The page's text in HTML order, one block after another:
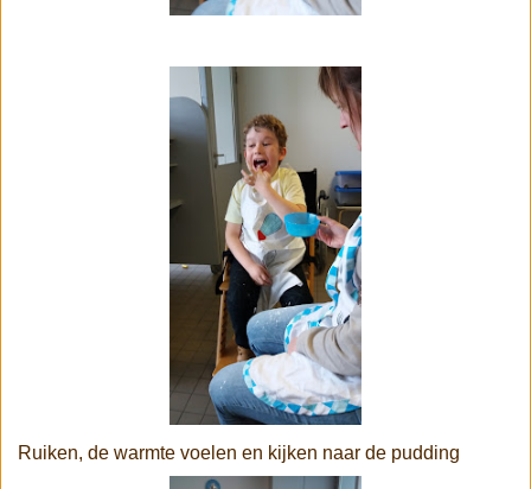
Ruiken, de warmte voelen en kijken naar de pudding